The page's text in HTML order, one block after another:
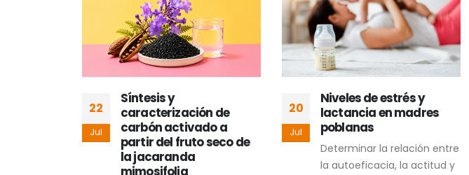
22
Jul
Síntesis y
caracterización de
carbón activado a
partir del fruto seco de
la jacaranda
mimosifolia
20
Jul
Niveles de estrés y
lactancia en madres
poblanas
Determinar la relación entre
la autoeficacia, la actitud y